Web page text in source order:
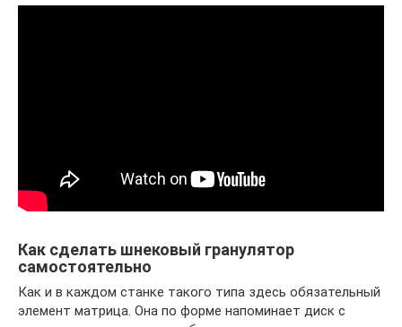
Как сделать шнековый гранулятор
самостоятельно
Как и в каждом станке такого типа здесь обязательный
элемент матрица. Она по форме напоминает диск с